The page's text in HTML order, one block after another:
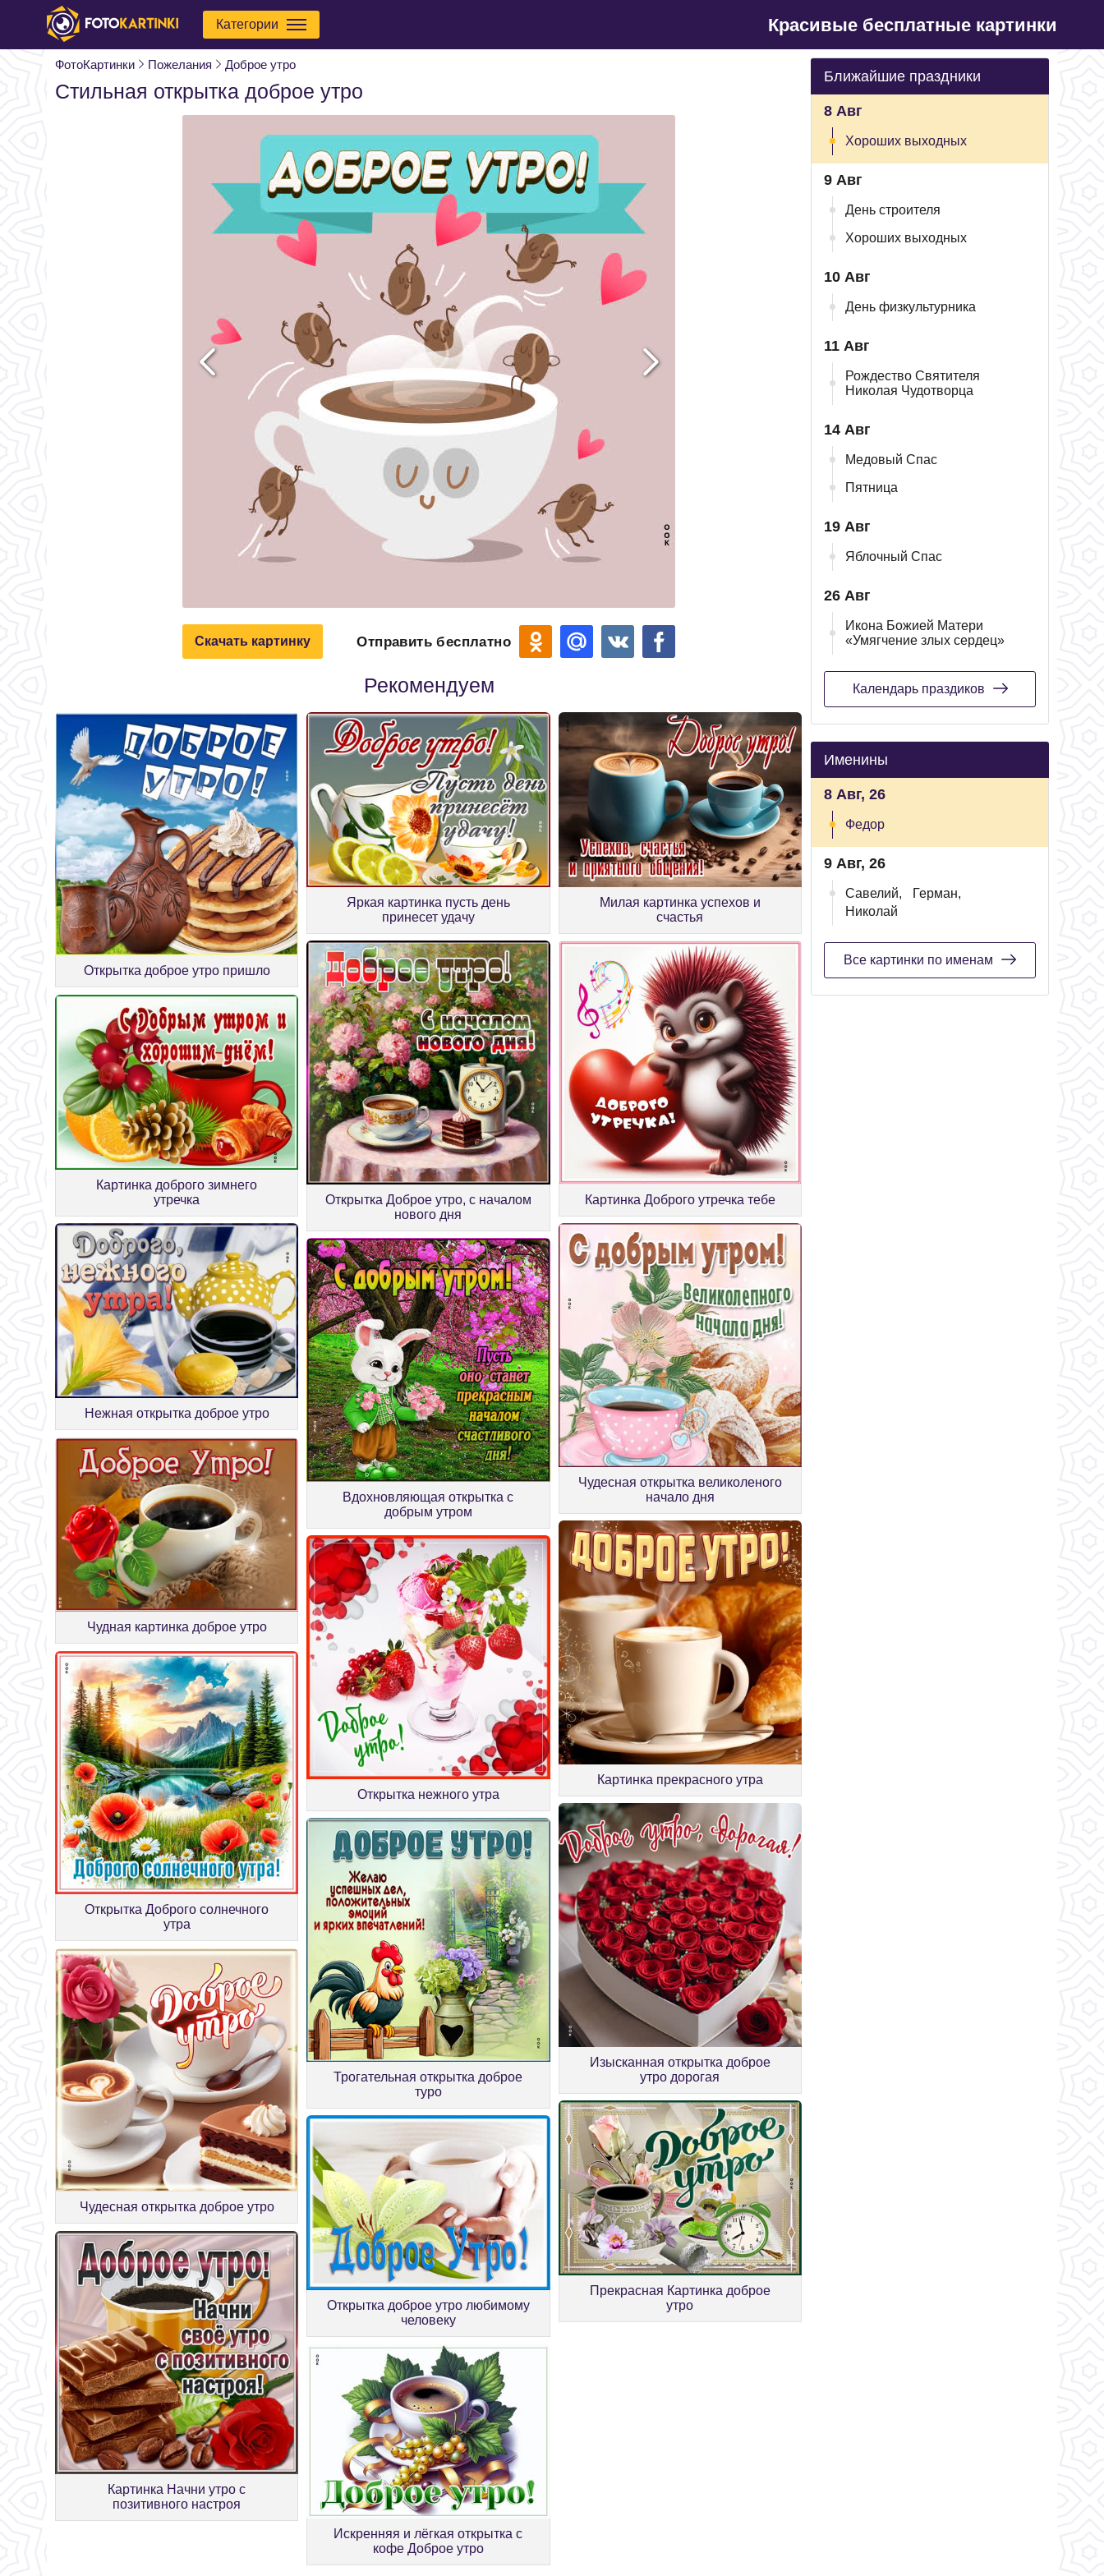
Категории Красивые бесплатные картинки
ФотоКартинки Пожелания Доброе утро
Стильная открытка доброе утро
Скачать картинку Отправить бесплатно
Рекомендуем
Открытка доброе утро пришло
Яркая картинка пусть день
принесет удачу
Милая картинка успехов и
счастья
Картинка доброго зимнего
утречка
Открытка Доброе утро, с началом
нового дня
Картинка Доброго утречка тебе
Нежная открытка доброе утро
Вдохновляющая открытка с
добрым утром
Чудесная открытка великоленого
начало дня
Чудная картинка доброе утро
Открытка нежного утра
Картинка прекрасного утра
Открытка Доброго солнечного
утра
Трогательная открытка доброе
туро
Изысканная открытка доброе
утро дорогая
Чудесная открытка доброе утро
Открытка доброе утро любимому
человеку
Прекрасная Картинка доброе
утро
Картинка Начни утро с
позитивного настроя
Искренняя и лёгкая открытка с
кофе Доброе утро
Ближайшие праздники
8 Авг
Хороших выходных
9 Авг
День строителя
Хороших выходных
10 Авг
День физкультурника
11 Авг
Рождество Святителя
Николая Чудотворца
14 Авг
Медовый Спас
Пятница
19 Авг
Яблочный Спас
26 Авг
Икона Божией Матери
«Умягчение злых сердец»
Календарь праздиков
Именины
8 Авг, 26
Федор
9 Авг, 26
Савелий,
Герман,
Николай
Все картинки по именам